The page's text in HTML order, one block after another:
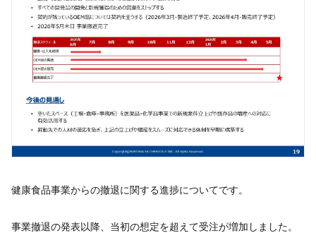
健康食品事業からの撤退に関する進捗についてです。
事業撤退の発表以降、当初の想定を超えて受注が増加しました。